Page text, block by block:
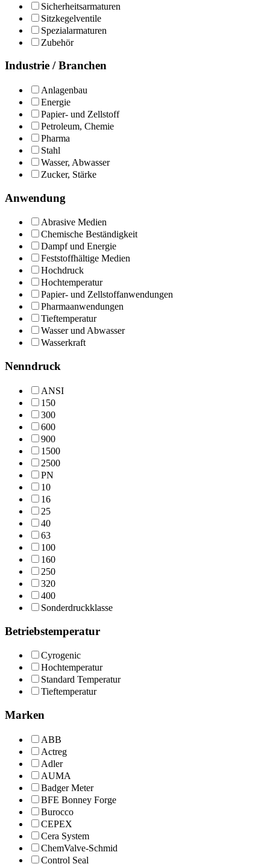
Sicherheitsarmaturen
Sitzkegelventile
Spezialarmaturen
Zubehör
Industrie / Branchen
Anlagenbau
Energie
Papier- und Zellstoff
Petroleum, Chemie
Pharma
Stahl
Wasser, Abwasser
Zucker, Stärke
Anwendung
Abrasive Medien
Chemische Beständigkeit
Dampf und Energie
Feststoffhältige Medien
Hochdruck
Hochtemperatur
Papier- und Zellstoffanwendungen
Pharmaanwendungen
Tieftemperatur
Wasser und Abwasser
Wasserkraft
Nenndruck
ANSI
150
300
600
900
1500
2500
PN
10
16
25
40
63
100
160
250
320
400
Sonderdruckklasse
Betriebstemperatur
Cyrogenic
Hochtemperatur
Standard Temperatur
Tieftemperatur
Marken
ABB
Actreg
Adler
AUMA
Badger Meter
BFE Bonney Forge
Burocco
CEPEX
Cera System
ChemValve-Schmid
Control Seal